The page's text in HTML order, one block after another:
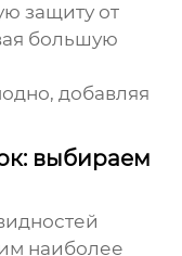
защиту от
большую
добавляя
выбираем
наиболее